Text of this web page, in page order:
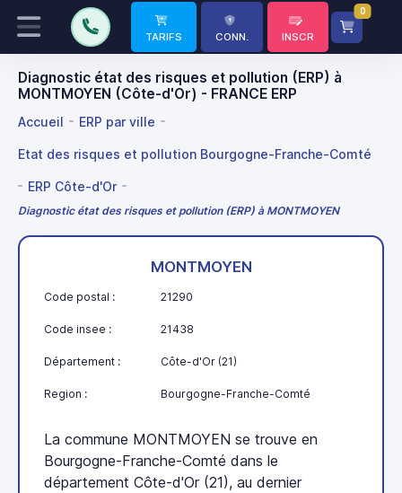
TARIFS CONN. INSCR
0
Diagnostic état des risques et pollution (ERP) à
MONTMOYEN (Côte-d'Or) - FRANCE ERP
Accueil ERP par ville
Etat des risques et pollution Bourgogne-Franche-Comté
ERP Côte-d'Or
Diagnostic état des risques et pollution (ERP) à MONTMOYEN
MONTMOYEN
Code postal : 21290
Code insee : 21438
Département : Côte-d'Or (21)
Region : Bourgogne-Franche-Comté
La commune MONTMOYEN se trouve en
Bourgogne-Franche-Comté dans le
département Côte-d'Or (21), au dernier